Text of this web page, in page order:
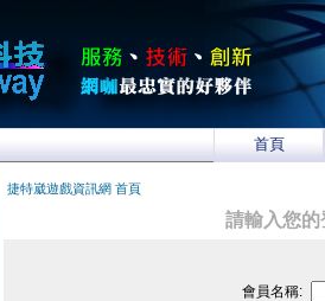
首頁
捷特崴遊戲資訊網 首頁
請輸入您
會員名稱: